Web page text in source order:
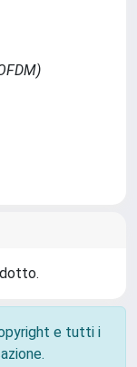
e tutti i